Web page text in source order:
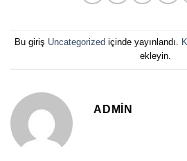
Bu giriş Uncategorized içinde yayınlandı.
ekleyin.
ADMIN